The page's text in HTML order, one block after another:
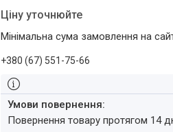
Ціну уточнюйте
Мінімальна сума замовлення на
+380 (67) 551-75-66
повернення товару протягом 14